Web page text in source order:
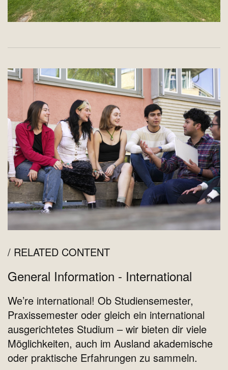
RELATED CONTENT
General Information - International
We’re international! Ob Studiensemester,
Praxissemester oder gleich ein international
ausgerichtetes Studium – wir bieten dir viele
Möglichkeiten, auch im Ausland akademische
oder praktische Erfahrungen zu sammeln.